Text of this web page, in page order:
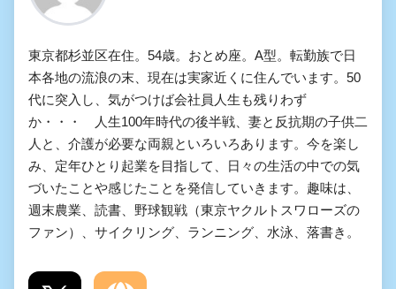
東京都杉並区在住。54歳。おとめ座。A型。転勤族で日
本各地の流浪の末、現在は実家近くに住んでいます。50
代に突入し、気がつけば会社員人生も残りわず
か・・・ 人生100年時代の後半戦、妻と反抗期の子供二
人と、介護が必要な両親といろいろあります。今を楽し
み、定年ひとり起業を目指して、日々の生活の中での気
づいたことや感じたことを発信していきます。趣味は、
週末農業、読書、野球観戦（東京ヤクルトスワローズの
ファン）、サイクリング、ランニング、水泳、落書き。